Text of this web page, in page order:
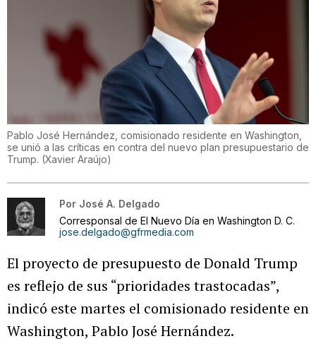
Pablo José Hernández, comisionado residente en Washington,
se unió a las críticas en contra del nuevo plan presupuestario de
Trump. (Xavier Araújo)
Por José A. Delgado
Corresponsal de El Nuevo Día en Washington D. C.
jose.delgado@gfrmedia.com
El proyecto de presupuesto de Donald Trump
es reflejo de sus “prioridades trastocadas”,
indicó este martes el comisionado residente en
Washington, Pablo José Hernández.